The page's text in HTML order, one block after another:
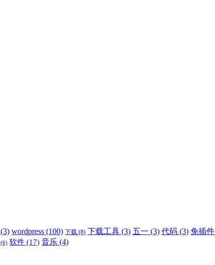
(3) wordpress (100) 下载 (8) 下载工具 (3) 五一 (3) 代码 (3) 免插件
(6) 软件 (17) 音乐 (4)